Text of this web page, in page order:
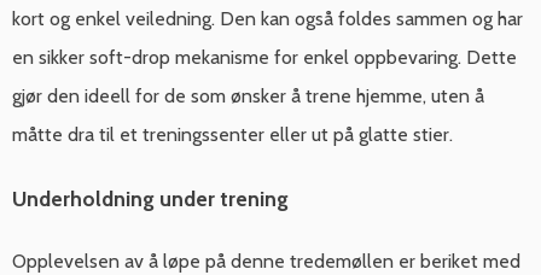
kort og enkel veiledning. Den kan også foldes sammen og har
en sikker soft-drop mekanisme for enkel oppbevaring. Dette
gjør den ideell for de som ønsker å trene hjemme, uten å
måtte dra til et treningssenter eller ut på glatte stier.
Underholdning under trening
Opplevelsen av å løpe på denne tredemøllen er beriket med